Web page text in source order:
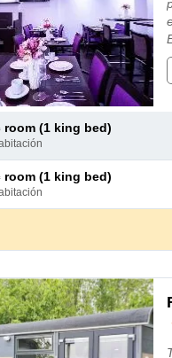
room (1 king bed)
room (1 king bed)